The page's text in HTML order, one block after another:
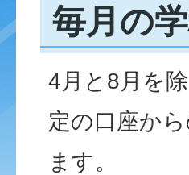
毎月の
4月と8月を
定の口座か
ます。